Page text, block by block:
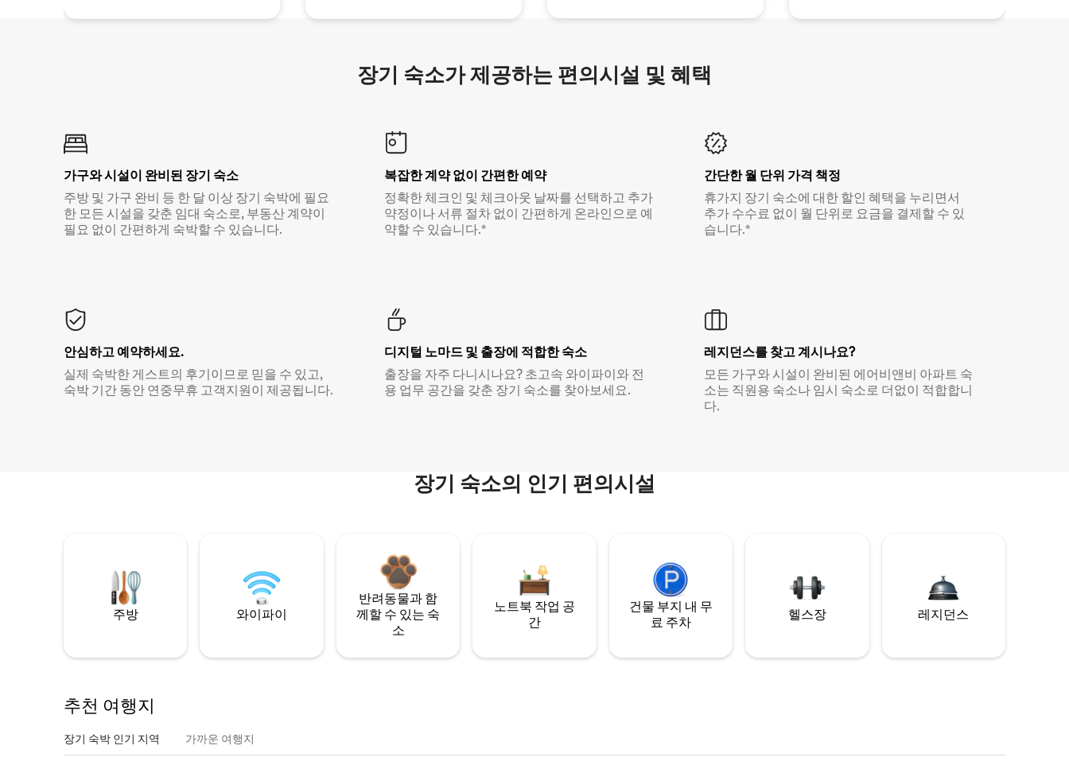
장기 숙소가 제공하는 편의시설 및 혜택
가구와 시설이 완비된 장기 숙소
주방 및 가구 완비 등 한 달 이상 장기 숙박에 필요
한 모든 시설을 갖춘 임대 숙소로, 부동산 계약이
필요 없이 간편하게 숙박할 수 있습니다.
복잡한 계약 없이 간편한 예약
정확한 체크인 및 체크아웃 날짜를 선택하고 추가
약정이나 서류 절차 없이 간편하게 온라인으로 예
약할 수 있습니다.*
간단한 월 단위 가격 책정
휴가지 장기 숙소에 대한 할인 혜택을 누리면서
추가 수수료 없이 월 단위로 요금을 결제할 수 있
습니다.*
안심하고 예약하세요.
실제 숙박한 게스트의 후기이므로 믿을 수 있고,
숙박 기간 동안 연중무휴 고객지원이 제공됩니다.
디지털 노마드 및 출장에 적합한 숙소
출장을 자주 다니시나요? 초고속 와이파이와 전
용 업무 공간을 갖춘 장기 숙소를 찾아보세요.
레지던스를 찾고 계시나요?
모든 가구와 시설이 완비된 에어비앤비 아파트 숙
소는 직원용 숙소나 임시 숙소로 더없이 적합합니
다.
장기 숙소의 인기 편의시설
주방 와이파이
반려동물과 함
께할 수 있는 숙
소
노트북 작업 공
간
건물 부지 내 무
료 주차
헬스장 레지던스
추천 여행지
장기 숙박 인기 지역 가까운 여행지